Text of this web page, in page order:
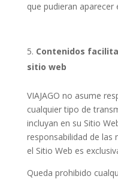
que pudieran aparecer
Contenidos
sitio web
VIAJAGO no asume
cualquier tipo de
incluyan en su Sitio
responsabilidad de las
el Sitio Web es
Queda prohibido